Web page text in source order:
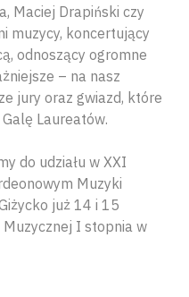
Maciej Drapiński czy
muzycy, koncertujący
odnoszący ogromne
– na nasz
jury oraz gwiazd, które
Laureatów.
do udziału w XXI
Muzyki
już 14 i 15
I stopnia w